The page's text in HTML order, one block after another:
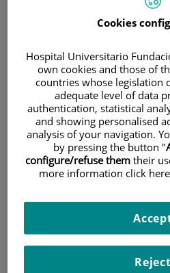
Pacientes y
Investigación
Cookies
Hospital Universitario
own cookies and those of
countries whose legislation
adequate level of data
authentication, statistical
and showing personalised
analysis of your navigation.
by pressing the button "
configure/refuse them their
more information click
Reject